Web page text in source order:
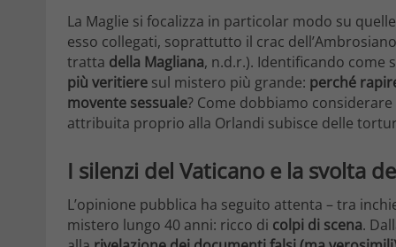
La Maglie si focalizza in particolar modo su
esso collegati, soprattutto il crac
tratta della Magliana, n.d.r.). Identificando come
più veritiere sul mistero più grande: perché
movente sessuale? Come dobbiamo
attribuita proprio alla Orlandi subisce delle
I silenzi del Vaticano e la svolta
L’opinione pubblica ha seguito attenta – tra
mistero lungo 40 anni: ricco di colpi di scena.